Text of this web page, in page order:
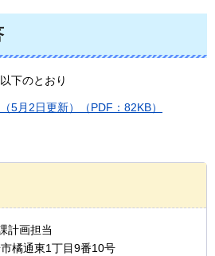
下のとおり
5月2日更新）（PDF：82KB）
計画担当
橘通東1丁目9番10号